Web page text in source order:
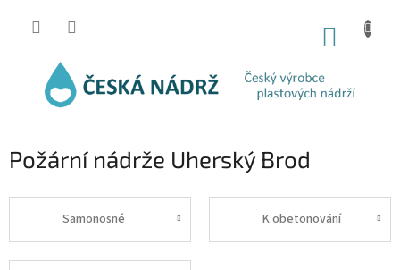
Požární nádrže Uherský Brod
Samonosné K obetonování